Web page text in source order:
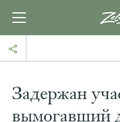
Задержан
вымогавший